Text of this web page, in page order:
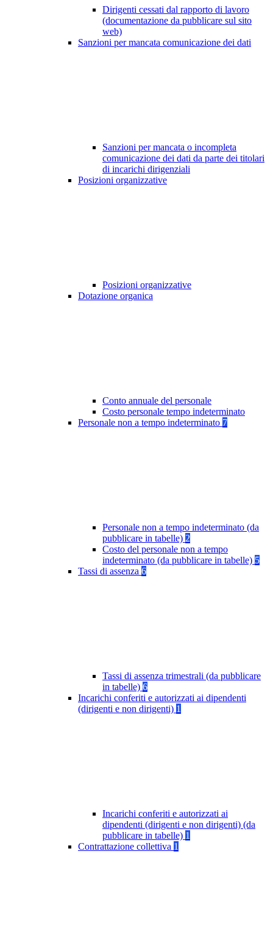
Dirigenti cessati dal rapporto di lavoro
(documentazione da pubblicare sul sito
web)
Sanzioni per mancata comunicazione dei dati
Sanzioni per mancata o incompleta
comunicazione dei dati da parte dei titolari
di incarichi dirigenziali
Posizioni organizzative
Posizioni organizzative
Dotazione organica
Conto annuale del personale
Costo personale tempo indeterminato
Personale non a tempo indeterminato 7
Personale non a tempo indeterminato (da
pubblicare in tabelle) 2
Costo del personale non a tempo
indeterminato (da pubblicare in tabelle) 5
Tassi di assenza 6
Tassi di assenza trimestrali (da pubblicare
in tabelle) 6
Incarichi conferiti e autorizzati ai dipendenti
(dirigenti e non dirigenti) 1
Incarichi conferiti e autorizzati ai
dipendenti (dirigenti e non dirigenti) (da
pubblicare in tabelle) 1
Contrattazione collettiva 1